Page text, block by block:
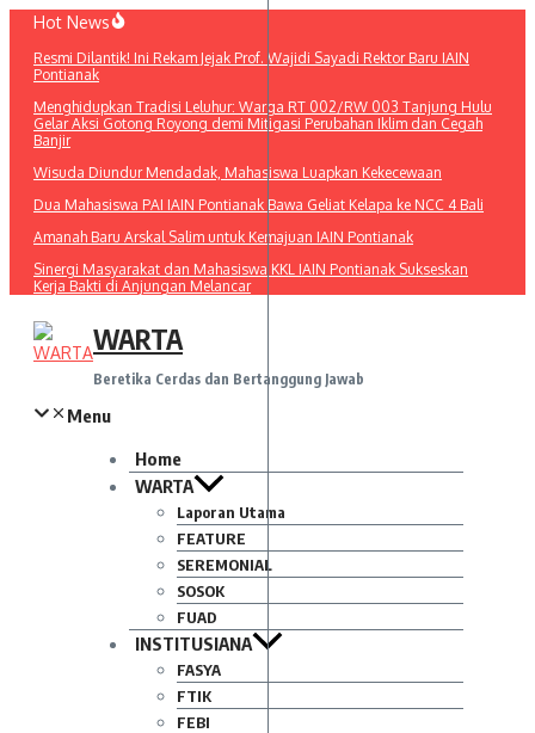
Lewati
konten
Hot News
Resmi Dilantik! Ini Rekam Jejak Prof. Wajidi Sayadi Rektor Baru IAIN
Pontianak
Menghidupkan Tradisi Leluhur: Warga RT 002/RW 003 Tanjung Hulu
Gelar Aksi Gotong Royong demi Mitigasi Perubahan Iklim dan Cegah
Banjir
Wisuda Diundur Mendadak, Mahasiswa Luapkan Kekecewaan
Dua Mahasiswa PAI IAIN Pontianak Bawa Geliat Kelapa ke NCC 4 Bali
Amanah Baru Arskal Salim untuk Kemajuan IAIN Pontianak
Sinergi Masyarakat dan Mahasiswa KKL IAIN Pontianak Sukseskan
Kerja Bakti di Anjungan Melancar
WARTA
Beretika Cerdas dan Bertanggung Jawab
Menu
Home
WARTA
Laporan Utama
FEATURE
SEREMONIAL
SOSOK
FUAD
INSTITUSIANA
FASYA
FTIK
FEBI